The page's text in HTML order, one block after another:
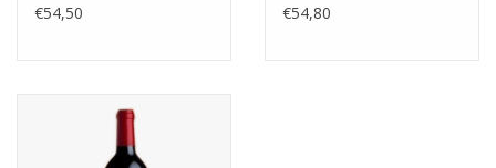
€54,50
€54,80